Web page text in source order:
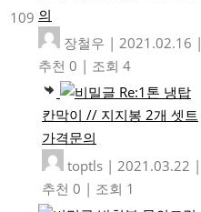
109 의
장철우 | 2021.02.16 |
추천 0 | 조회 4
Re:1톤 냉탑
칸막이 // 지지봉 2개 셋트
가격문의
toptls | 2021.03.22 |
추천 0 | 조회 1